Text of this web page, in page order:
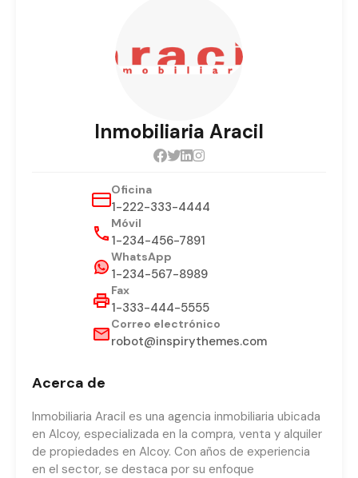
Inmobiliaria Aracil
Oficina
1-222-333-4444
Móvil
1-234-456-7891
WhatsApp
1-234-567-8989
Fax
1-333-444-5555
Correo electrónico
robot@inspirythemes.com
Acerca de
Inmobiliaria Aracil es una agencia inmobiliaria ubicada
en Alcoy, especializada en la compra, venta y alquiler
de propiedades en Alcoy. Con años de experiencia
en el sector, se destaca por su enfoque